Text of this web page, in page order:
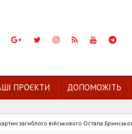
ПРОЄКТИ ДОПОМОЖІТЬ
загиблого військового Остапа